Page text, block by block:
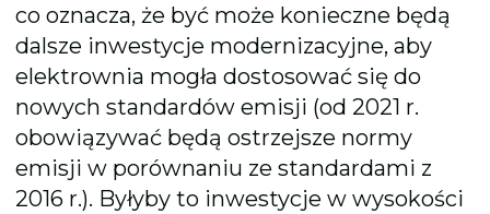
co oznacza, że być może konieczne będą
dalsze inwestycje modernizacyjne, aby
elektrownia mogła dostosować się do
nowych standardów emisji (od 2021 r.
obowiązywać będą ostrzejsze normy
emisji w porównaniu ze standardami z
2016 r.). Byłyby to inwestycje w wysokości